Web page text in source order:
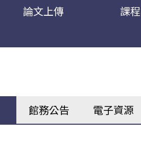
論文上傳 課
館務公告 電子資源